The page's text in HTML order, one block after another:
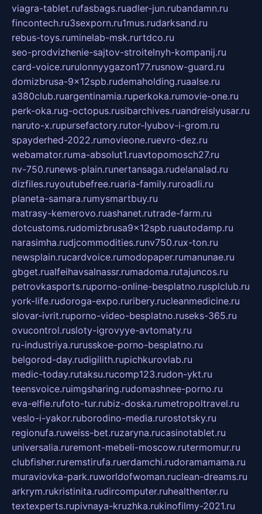
viagra-tablet.rufasbags.ruadler-jun.rubandamn.ru
fincontech.ru3sexporn.ru1mus.rudarksand.ru
rebus-toys.ruminelab-msk.rurtdco.ru
seo-prodvizhenie-sajtov-stroitelnyh-kompanij.ru
card-voice.rurulonnyygazon177.rusnow-guard.ru
domizbrusa-9x12spb.rudemaholding.ruaalse.ru
a380club.ruargentinamia.ruperkoka.rumovie-one.ru
perk-oka.rug-octopus.rusibarchives.ruandreislyusar.ru
naruto-x.rupursefactory.rutor-lyubov-i-grom.ru
spayderhed-2022.rumovieone.ruevro-dez.ru
webamator.ruma-absolut1.ruavtopomosch27.ru
nv-750.runews-plain.runertansaga.rudelanalad.ru
dizfiles.ruyoutubefree.ruaria-family.ruroadli.ru
planeta-samara.rumysmartbuy.ru
matrasy-kemerovo.ruashanet.rutrade-farm.ru
dotcustoms.rudomizbrusa9x12spb.ruautodamp.ru
narasimha.rudjcommodities.runv750.rux-ton.ru
newsplain.rucardvoice.rumodopaper.rumanunae.ru
gbget.rualfeihavsalnassr.rumadoma.rutajuncos.ru
petrovkasports.ruporno-online-besplatno.rusplclub.ru
york-life.rudoroga-expo.ruribery.rucleanmedicine.ru
slovar-ivrit.ruporno-video-besplatno.ruseks-365.ru
ovucontrol.rusloty-igrovyye-avtomaty.ru
ru-industriya.rurusskoe-porno-besplatno.ru
belgorod-day.rudigilith.rupichkurovlab.ru
medic-today.rutaksu.rucomp123.rudon-ykt.ru
teensvoice.ruimgsharing.rudomashnee-porno.ru
eva-elfie.rufoto-tur.rubiz-doska.rumetropoltravel.ru
veslo-i-yakor.ruborodino-media.rurostotsky.ru
regionufa.ruweiss-bet.ruzaryna.rucasinotablet.ru
universalia.ruremont-mebeli-moscow.rutermomur.ru
clubfisher.ruremstirufa.ruerdamchi.rudoramamama.ru
muraviovka-park.ruworldofwoman.ruclean-dreams.ru
arkrym.rukristinita.rudircomputer.ruhealthenter.ru
textexperts.rupivnaya-kruzhka.rukinofilmy-2021.ru